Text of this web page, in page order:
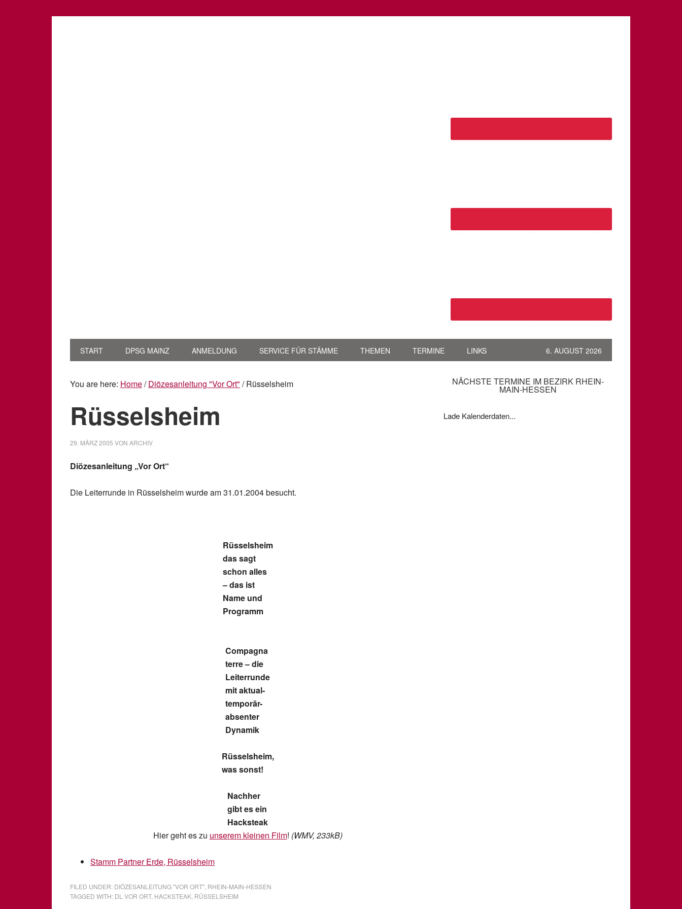
START DPSG MAINZ ANMELDUNG SERVICE FÜR STÄMME THEMEN TERMINE LINKS 6. AUGUST 2026
You are here: Home/ Diözesanleitung "Vor Ort" /Rüsselsheim
Rüsselsheim
29. MÄRZ 2005 VON ARCHIV
Diözesanleitung „Vor Ort“
Die Leiterrunde in Rüsselsheim wurde am 31.01.2004 besucht.
Rüsselsheim
das sagt
schon alles
– das ist
Name und
Programm
Compagna
terre – die
Leiterrunde
mit aktual-
temporär-
absenter
Dynamik
Rüsselsheim,
was sonst!
Nachher
gibt es ein
Hacksteak
Hier geht es zu unserem kleinen Film! (WMV, 233kB)
Stamm Partner Erde, Rüsselsheim
FILED UNDER: DIÖZESANLEITUNG "VOR ORT" RHEIN-MAIN-HESSEN
TAGGED WITH: DL VOR ORT, HACKSTEAK RÜSSELSHEIM
NÄCHSTE TERMINE IM BEZIRK RHEIN-
MAIN-HESSEN
Lade Kalenderdaten...